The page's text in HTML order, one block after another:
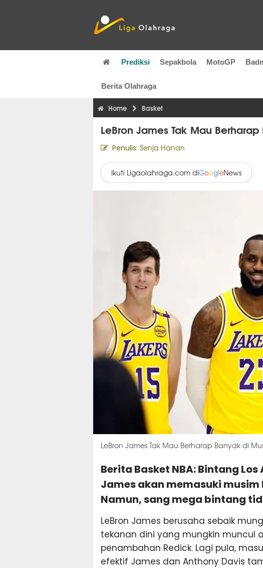
Prediksi Sepakbola MotoGP
Berita Olahraga
Home Basket
LeBron James Tak Mau
Penulis: Senja Hanan
Ikuti Ligaolahraga.com diGoogleNews
LeBron James Tak Mau Berharap Banyak di
Berita Basket NBA: Bintang Los
James akan memasuki musim
Namun, sang mega bintang
LeBron James berusaha sebaik
tekanan dini yang mungkin muncul
penambahan Redick. Lagi pula,
efektif James dan Anthony Davis